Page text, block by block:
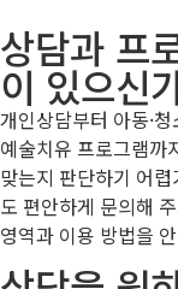
상담과 프
이 있으신
개인상담부터 아동·
예술치유 프로그램까
맞는지 판단하기 어렵
도 편안하게 문의해
영역과 이용 방법을